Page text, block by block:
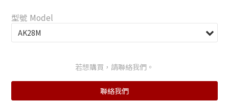
型號 Model
若想購買，請聯絡我們。
聯絡我們